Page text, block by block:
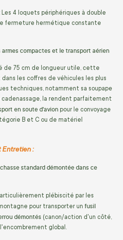
Les 4 loquets périphériques à double
fermeture hermétique constante
compactes et le transport aérien
de 75 cm de longueur utile, cette
les coffres de véhicules les plus
techniques, notamment sa soupape
la rendent parfaitement
en soute d'avion pour le convoyage
B et C ou de matériel
Entretien :
standard démontée dans ce
plébiscité par les
pour transporter un fusil
démontés (canon/action d'un côté,
global.